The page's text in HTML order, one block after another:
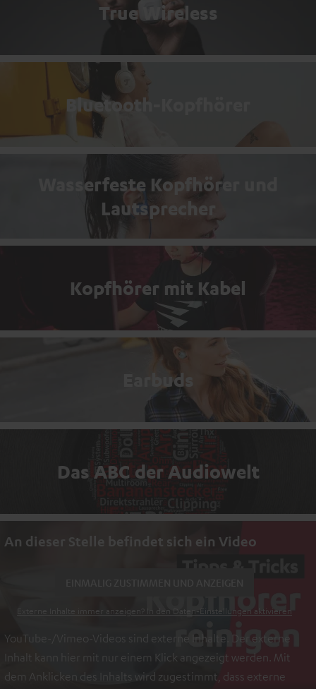
True Wireless
Bluetooth-Kopfhörer
Wasserfeste Kopfhörer und
Lautsprecher
Kopfhörer mit Kabel
Earbuds
Das ABC der Audiowelt
An dieser Stelle befindet sich ein Video
Externe Inhalte immer anzeigen? In den Daten‑Einstellungen aktivieren
YouTube-/Vimeo-Videos sind externe Inhalte. Der externe
Inhalt kann hier mit nur einem Klick angezeigt werden. Mit
dem Anklicken des Inhalts wird zugestimmt, dass externe